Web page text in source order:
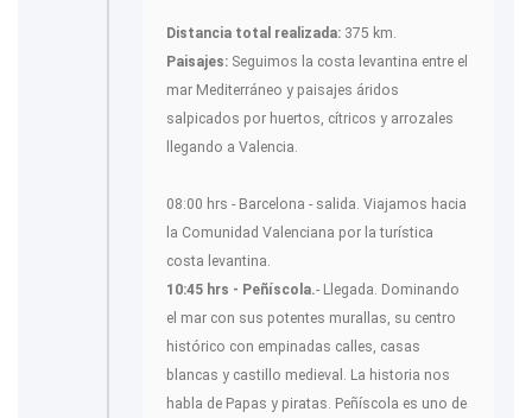
Distancia total realizada: 375 km.
Paisajes: Seguimos la costa levantina entre el
mar Mediterráneo y paisajes áridos
salpicados por huertos, cítricos y arrozales
llegando a Valencia.
08:00 hrs - Barcelona - salida. Viajamos hacia
la Comunidad Valenciana por la turística
costa levantina.
10:45 hrs - Peñíscola.- Llegada. Dominando
el mar con sus potentes murallas, su centro
histórico con empinadas calles, casas
blancas y castillo medieval. La historia nos
habla de Papas y piratas. Peñíscola es uno de